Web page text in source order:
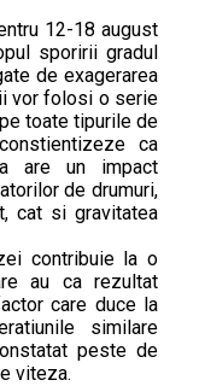
12-18 august
sporirii gradul
de exagerarea
vor folosi o serie
toate tipurile de
ca
are un impact
de drumuri,
cat si gravitatea
contribuie la o
au ca rezultat
care duce la
similare
peste de
viteza.